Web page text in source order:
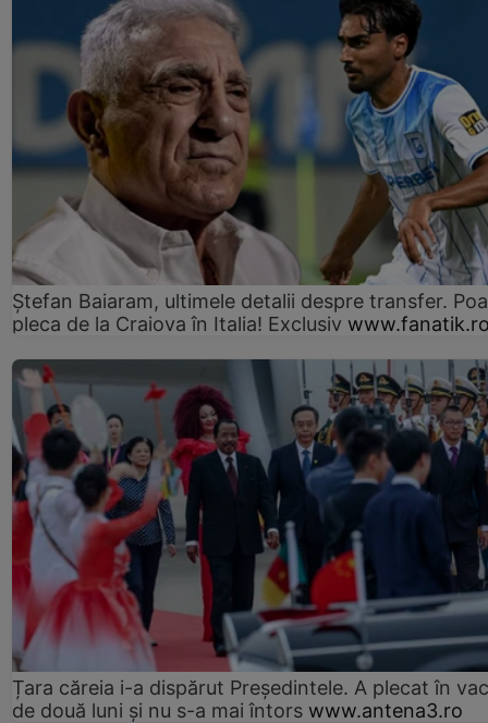
Ștefan Baiaram, ultimele detalii despre transfer.
pleca de la Craiova în Italia! Exclusiv
Țara căreia i-a dispărut Președintele. A plecat în
de două luni și nu s-a mai întors www.antena3.ro